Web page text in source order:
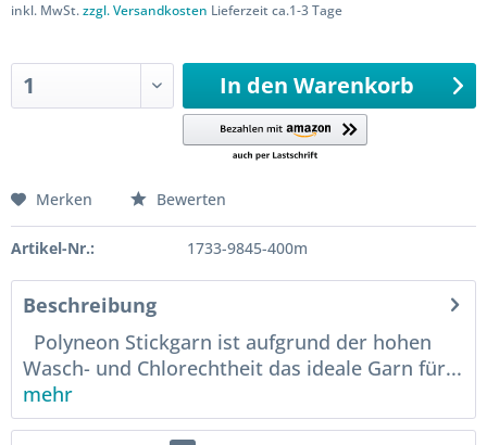
inkl. MwSt.zzgl. Versandkosten Lieferzeit ca.1-3 Tage
In den Warenkorb
Merken Bewerten
Artikel-Nr.: 1733-9845-400m
Beschreibung
Polyneon Stickgarn ist aufgrund der hohen
Wasch- und Chlorechtheit das ideale Garn für...
mehr